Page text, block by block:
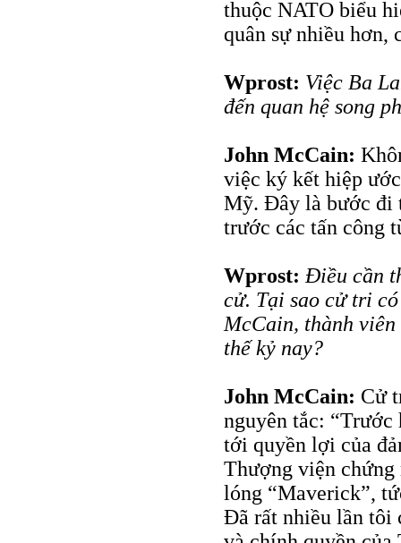
thuộc NATO biểu
quân sự nhiều hơn,
Wprost: Việc Ba
đến quan hệ song
John McCain:
việc ký kết hiệp
Mỹ. Đây là bước đi
trước các tấn công
Wprost: Điều cần
cử. Tại sao cử tri
McCain, thành
thế kỷ nay?
John McCain: Cử
nguyên tắc: “Trước
tới quyền lợi của
Thượng viện chứng
lóng “Maverick”,
Đã rất nhiều lần tôi